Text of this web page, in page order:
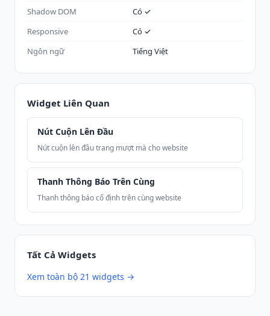
Shadow DOM
Có ✓
Responsive
Có ✓
Ngôn ngữ
Tiếng Việt
Widget Liên Quan
Nút Cuộn Lên Đầu
Nút cuộn lên đầu trang mượt mà cho website
Thanh Thông Báo Trên Cùng
Thanh thông báo cố định trên cùng website
Tất Cả Widgets
Xem toàn bộ 21 widgets →